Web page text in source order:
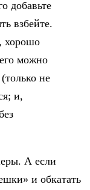
добавьте
взбейте.
хорошо
можно
не
и,
А если
и обкатать